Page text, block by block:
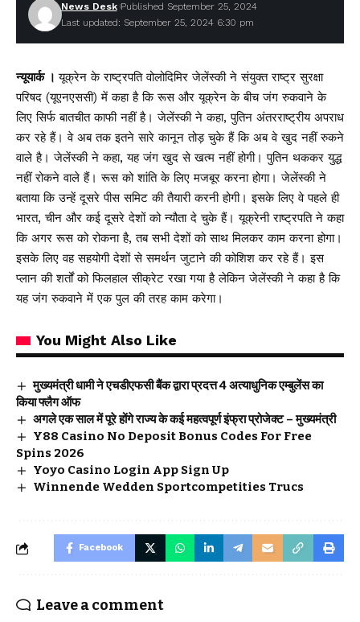
Last updated: September 25, 2024 6:30 pm
News Desk Published September 25, 2024
न्यूयार्क ।यूक्रेन के राष्ट्रपति वोलोदिमिर जेलेंस्की ने संयुक्त राष्ट्र सुरक्षा
परिषद (यूएनएससी) में कहा है कि रूस और यूक्रेन के बीच जंग रुकवाने के
लिए सिर्फ बातचीत काफी नहीं है। जेलेंस्की ने कहा, पुतिन अंतरराष्ट्रीय अपराध
कर रहे हैं। वे अब तक इतने सारे कानून तोड़ चुके हैं कि अब वे खुद नहीं रुकने
वाले है। जेलेंस्की ने कहा, यह जंग खुद से खत्म नहीं होगी। पुतिन थककर युद्ध
नहीं रोकने वाले हैं। रूस को शांति के लिए मजबूर करना होगा। जेलेंस्की ने
बताया कि उन्हें दूसरे पीस समिट की तैयारी करनी होगी। इसके लिए वे पहले ही
भारत, चीन और कई दूसरे देशों को न्यौता दे चुके हैं। यूक्रेनी राष्ट्रपति ने कहा
कि अगर रूस को रोकना है, तब सभी देशों को साथ मिलकर काम करना होगा।
इसके लिए वह सहयोगी देशों से समर्थन जुटाने की कोशिश कर रहे हैं। इस
प्लान की शर्तों को फिलहाल सीक्रेट रखा गया है लेकिन जेलेंस्की ने कहा है कि
यह जंग रुकवाने में एक पुल की तरह काम करेगा।
You Might Also Like
मुख्यमंत्री धामी ने एचडीएफसी बैंक द्वारा प्रदत्त 4 अत्याधुनिक एम्बुलेंस का
किया फ्लैग ऑफ
अगले एक साल में पूरे होंगे राज्य के कई महत्वपूर्ण इंफ्रा प्रोजेक्ट – मुख्यमंत्री
Y88 Casino No Deposit Bonus Codes For Free
Spins 2026
Yoyo Casino Login App Sign Up
Winnende Wedden Sportcompetities Trucs
Facebook
Leave a comment